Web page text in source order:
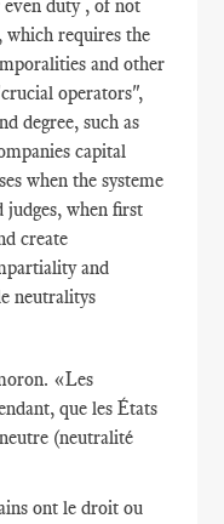
even duty , of not
which requires the
and other
operators",
degree, such as
capital
when the systeme
judges, when first
create
and
neutralitys
«Les
que les États
(neutralité
ont le droit ou